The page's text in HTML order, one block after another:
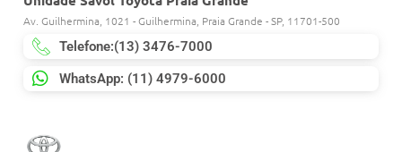
Av. Guilhermina, 1021 - Guilhermina, Praia Grande - SP, 11701-500
Telefone:(13) 3476-7000
WhatsApp: (11) 4979-6000